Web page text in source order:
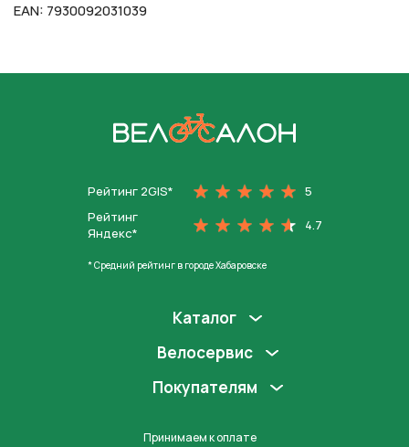
EAN: 7930092031039
Рейтинг 2GIS*
5
Рейтинг
Яндекс*
4.7
* Средний рейтинг в городе Хабаровске
Каталог
Велосервис
Покупателям
Принимаем к оплате